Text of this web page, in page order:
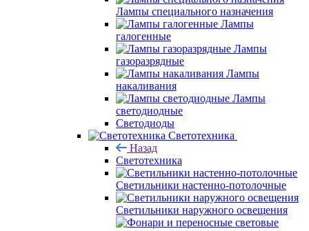
Лампы специального назначения
Лампы
галогенные
Лампы
газоразрядные
Лампы
накаливания
Лампы
светодиодные
Светодиоды
Светотехника
Назад
Светотехника
Светильники настенно-потолочные
Светильники наружного освещения